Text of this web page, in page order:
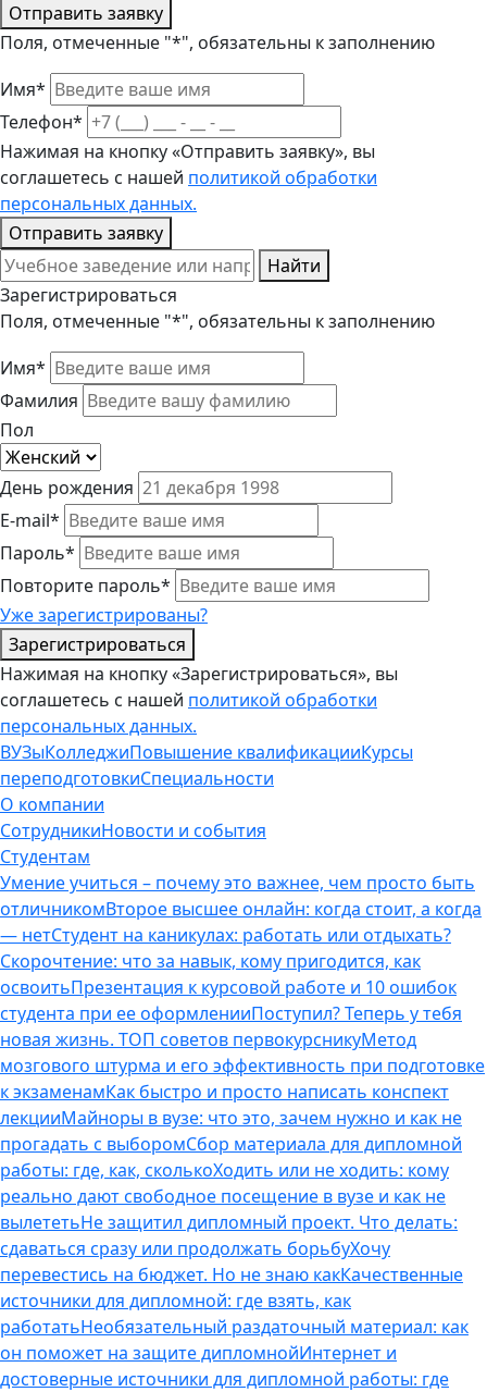
Отправить заявку
Поля, отмеченные "*", обязательны к заполнению
Имя*
Телефон*
Нажимая на кнопку «Отправить заявку», вы
соглашетесь с нашей политикой обработки
персональных данных.
Отправить заявку
Найти
Зарегистрироваться
Поля, отмеченные "*", обязательны к заполнению
Имя*
Фамилия
Пол
День рождения
E-mail*
Пароль*
Повторите пароль*
Уже зарегистрированы?
Зарегистрироваться
Нажимая на кнопку «Зарегистрироваться», вы
соглашетесь с нашей политикой обработки
персональных данных.
ВУЗыКолледжиПовышение квалификацииКурсы
переподготовкиСпециальности
О компании
СотрудникиНовости и события
Студентам
Умение учиться – почему это важнее, чем просто быть
отличникомВторое высшее онлайн: когда стоит, а когда
— нетСтудент на каникулах: работать или отдыхать?
Скорочтение: что за навык, кому пригодится, как
освоитьПрезентация к курсовой работе и 10 ошибок
студента при ее оформленииПоступил? Теперь у тебя
новая жизнь. ТОП советов первокурсникуМетод
мозгового штурма и его эффективность при подготовке
к экзаменамКак быстро и просто написать конспект
лекцииМайноры в вузе: что это, зачем нужно и как не
прогадать с выборомСбор материала для дипломной
работы: где, как, сколькоХодить или не ходить: кому
реально дают свободное посещение в вузе и как не
вылететьНе защитил дипломный проект. Что делать:
сдаваться сразу или продолжать борьбуХочу
перевестись на бюджет. Но не знаю какКачественные
источники для дипломной: где взять, как
работатьНеобязательный раздаточный материал: как
он поможет на защите дипломнойИнтернет и
достоверные источники для дипломной работы: где